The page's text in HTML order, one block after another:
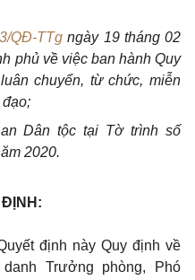
QĐ-TTg ngày 19 tháng 02
phủ về việc ban hành Quy
chuyển, từ chức, miễn
Dân tộc tại Tờ trình số
2020.
ĐỊNH:
định này Quy định về
Trưởng phòng, Phó